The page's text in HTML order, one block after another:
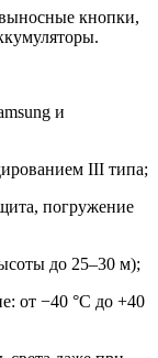
кнопки,
и
III типа;
погружение
до 25–30 м);
от −40 °C до +40